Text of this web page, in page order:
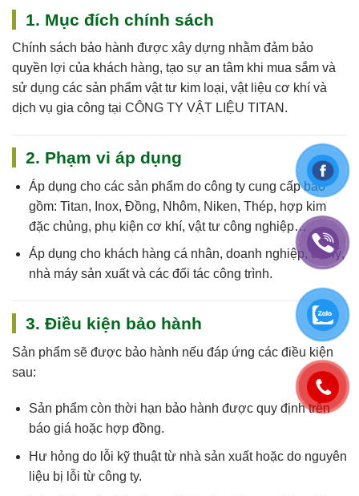
1. Mục đích chính sách
Chính sách bảo hành được xây dựng nhằm đảm bảo
quyền lợi của khách hàng, tạo sự an tâm khi mua sắm và
sử dụng các sản phẩm vật tư kim loại, vật liệu cơ khí và
dịch vụ gia công tại CÔNG TY VẬT LIỆU TITAN .
2. Phạm vi áp dụng
Áp dụng cho các sản phẩm do công ty cung cấpbao
gồm: Titan, Inox, Đồng, Nhôm, Niken, Thép, hợp kim
đặc chủng, phụ kiện cơ khí, vật tư công nghiệp…
Áp dụng cho khách hàng cá nhân, doanh nghiệp, đại lý,
nhà máy sản xuất và các đối tác công trình.
3. Điều kiện bảo hành
Sản phẩm sẽ được bảo hành nếu đáp ứng các điều kiện
sau:
Sản phẩm còn thời hạn bảo hành được quy định trên
báo giá hoặc hợp đồng.
Hư hỏng do lỗi kỹ thuậttừ nhà sản xuất hoặc do nguyên
liệu bị lỗi từ công ty.